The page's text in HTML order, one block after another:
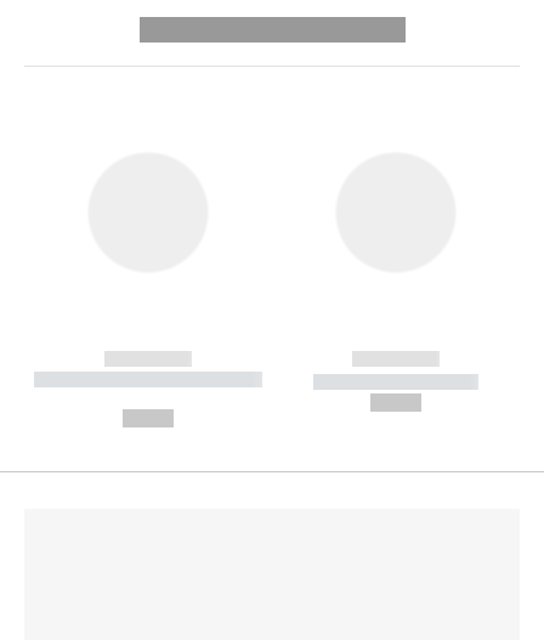
------------
----------- ----------- --------
------------
----------- -----------